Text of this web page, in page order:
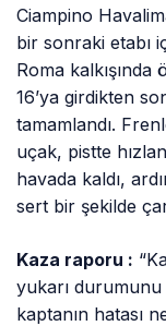
Ciampino
bir sonraki etabı
Roma
16’ya girdikten
tamamlandı.
uçak, pistte
havada kaldı,
sert bir şekilde
Kaza raporu :
yukarı
kaptanın hatası